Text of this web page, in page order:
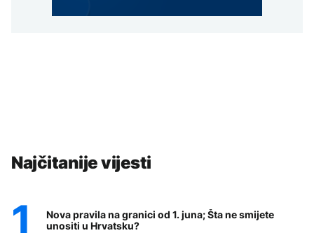
Najčitanije vijesti
Nova pravila na granici od 1. juna; Šta ne smijete
unositi u Hrvatsku?